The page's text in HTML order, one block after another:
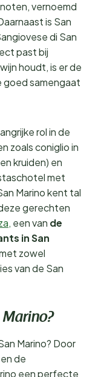
vernoemd
is San
di San
past bij
houdt, is er de
goed samengaat
rol in de
zoals coniglio in
kruiden) en
met
Marino kent tal
gerechten
een van de
in San
zowel
van de San
Marino?
Marino? Door
de
een perfecte